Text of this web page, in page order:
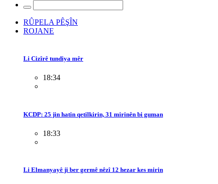
RÛPELA PÊŞÎN
ROJANE
Li Cizîrê tundiya mêr
18:34
KCDP: 25 jin hatin qetilkirin, 31 mirinên bi guman
18:33
Li Elmanyayê ji ber germê nêzî 12 hezar kes mirin